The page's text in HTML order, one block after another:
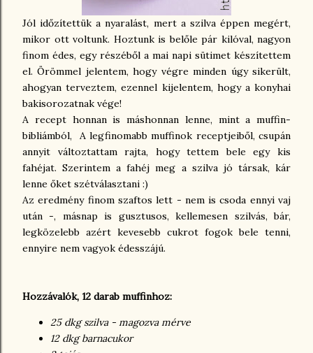
Jól időzítettük a nyaralást, mert a szilva éppen megért,
mikor ott voltunk. Hoztunk is belőle pár kilóval, nagyon
finom édes, egy részéből a mai napi sütimet készítettem
el. Örömmel jelentem, hogy végre minden úgy sikerült,
ahogyan terveztem, ezennel kijelentem, hogy a konyhai
bakisorozatnak vége!
A recept honnan is máshonnan lenne, mint a muffin-
bibliámból, A legfinomabb muffinok receptjeiből, csupán
annyit változtattam rajta, hogy tettem bele egy kis
fahéjat. Szerintem a fahéj meg a szilva jó társak, kár
lenne őket szétválasztani :)
Az eredmény finom szaftos lett - nem is csoda ennyi vaj
után -, másnap is gusztusos, kellemesen szilvás, bár,
legközelebb azért kevesebb cukrot fogok bele tenni,
ennyire nem vagyok édesszájú.
Hozzávalók, 12 darab muffinhoz:
25 dkg szilva - magozva mérve
12 dkg barnacukor